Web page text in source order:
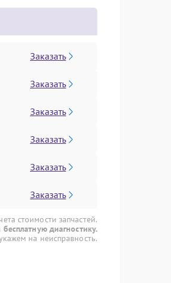
Заказать
Заказать
Заказать
Заказать
Заказать
Заказать
стоимости запчастей.
диагностику.
на неисправность.